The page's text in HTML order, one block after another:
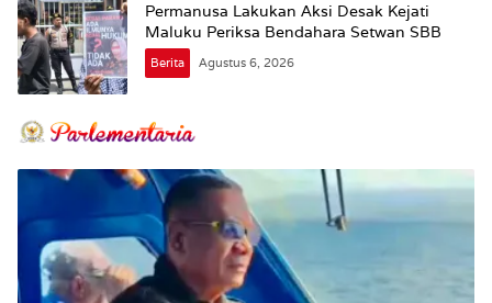
Permanusa Lakukan Aksi Desak Kejati
Maluku Periksa Bendahara Setwan SBB
Berita Agustus 6, 2026